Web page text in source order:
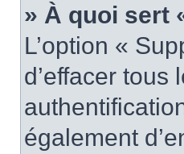
» À quoi sert
L’option «
d’effacer
également